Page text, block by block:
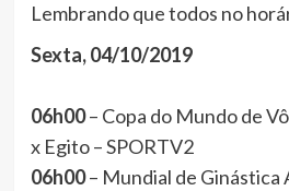
Lembrando que todos no
Sexta, 04/10/2019
06h00– Copa do Mundo de
x Egito – SPORTV2
06h00– Mundial de